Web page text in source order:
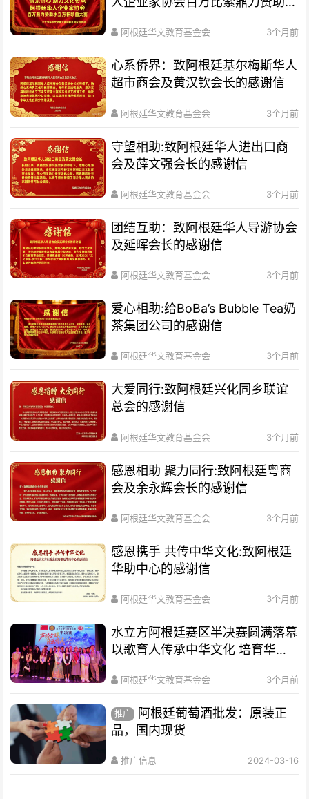
阿根廷华文教育基金会 3个月前
心系侨界​：致阿根廷基尔梅斯华人
超市商会及黄汉钦会长的感谢信
阿根廷华文教育基金会 3个月前
守望相助:致阿根廷华人进出口商
会及薛文强会长的感谢信
阿根廷华文教育基金会 3个月前
团结互助：致阿根廷华人导游协会
及延晖会长的感谢信
阿根廷华文教育基金会 3个月前
爱心相助:给BoBa’s Bubble Tea奶
茶集团公司的感谢信
阿根廷华文教育基金会 3个月前
大爱同行:致阿根廷兴化同乡联谊
总会的感谢信
阿根廷华文教育基金会 3个月前
感恩相助 聚力同行:致阿根廷粤商
会及余永辉会长的感谢信
阿根廷华文教育基金会 3个月前
感恩携手 共传中华文化:致阿根廷
华助中心的感谢信
阿根廷华文教育基金会 3个月前
水立方阿根廷赛区半决赛圆满落幕
以歌育人传承中华文化 培育华裔
阿根廷华文教育基金会 3个月前
推广
阿根廷葡萄酒批发：原装正
品，国内现货
推广信息 2024-03-16